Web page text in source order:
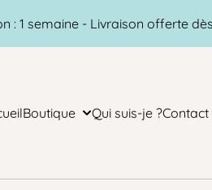
: 1 semaine - Livraison offerte
Boutique Qui suis-je ?Contact